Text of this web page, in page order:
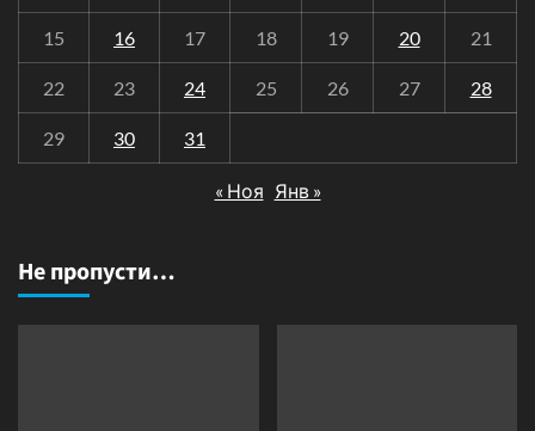
15 16 17 18 19 20 21
22 23 24 25 26 27 28
29 30 31
« Ноя Янв »
Не пропусти…